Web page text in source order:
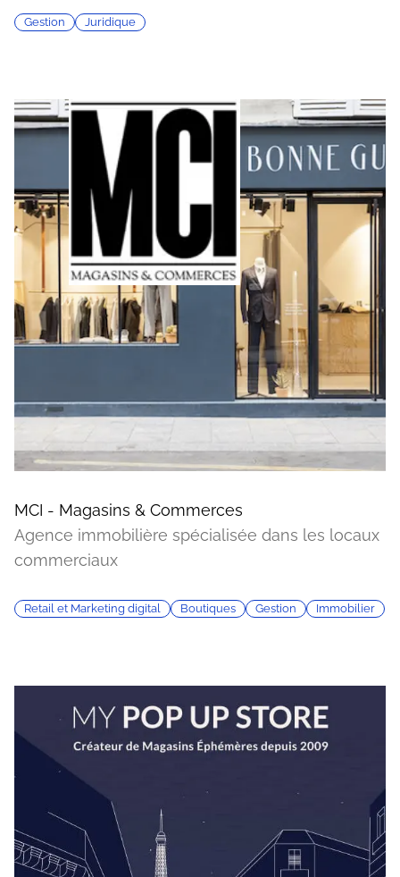
Gestion Juridique
MCI - Magasins & Commerces
Agence immobilière spécialisée dans les locaux
commerciaux
Retail et Marketing digital Boutiques Gestion Immobilier